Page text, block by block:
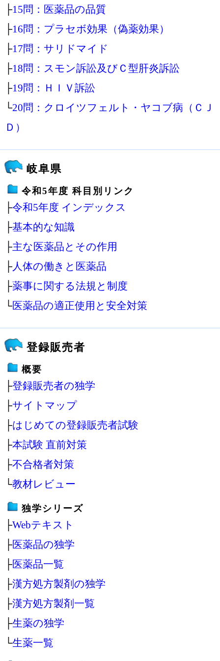
├15問：医薬品の品質
├16問：プラセボ効果（偽薬効果）
├17問：サリドマイド
├18問：スモン訴訟及びＣ型肝炎訴訟
├19問：ＨＩＶ訴訟
└20問：クロイツフェルト・ヤコブ病（ＣＪ
Ｄ）
岐阜県
令和5年度 科目別リンク
├令和5年度 インデックス
├基本的な知識
├主な医薬品とその作用
├ 人体の働きと医薬品
├薬事に関する法規と制度
└医薬品の適正使用と安全対策
登録販売者
概要
├登録販売者の独学
├サイトマップ
├はじめての登録販売者試験
├本試験 直前対策
├不合格者対策
└教材レビュー
独学シリーズ
├Webテキスト
├医薬品の独学
├医薬品一覧
├漢方処方製剤の独学
├漢方処方製剤一覧
├生薬の独学
└生薬一覧